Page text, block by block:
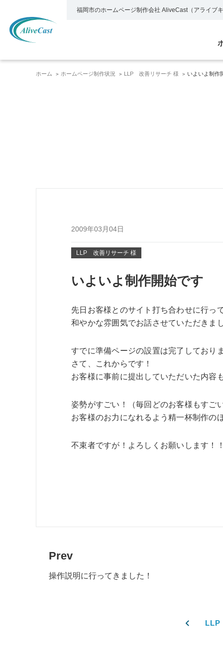
福岡市のホームページ制作会社AliveCast（アライブ
ホーム ホームページ制作状況 LLP 改善リサーチ 様 いよいよ制作
2009年03月04日
LLP 改善リサーチ 様
いよいよ制作開始です
先日お客様とのサイト打ち合わせに行っ
和やかな雰囲気でお話させていただきま
すでに準備ページの設置は完了しており
さて、これからです！
お客様に事前に提出していただいた内容
姿勢がすごい！（毎回どのお客様もす
お客様のお力になれるよう精一杯制作の
不束者ですが！よろしくお願いします！
Prev
操作説明に行ってきました！
LLP